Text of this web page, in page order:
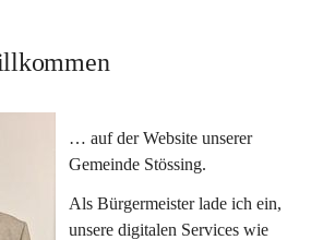
… auf der Website unserer
Gemeinde Stössing.
Als Bürgermeister lade ich ein,
unsere digitalen Services wie